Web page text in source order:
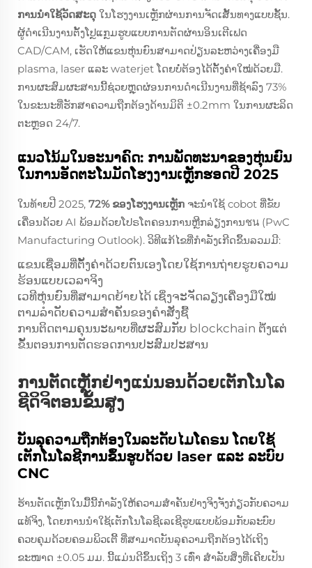
ການນຳໃຊ້ວັດສະດຸ ໃນໂຮງງານເຫຼັກຜ່ານການຈັດເສັ້ນທາງແບບຊັ້ນ.
ຜູ້ດຳເນີນງານຕັ້ງໂປຼແກຼມຮູບແບບການຕັດຜ່ານອິນເຕີເຟດ
CAD/CAM, ເຮັດໃຫ້ແຂນຫຸ່ນຍົນສາມາດປ່ຽນລະຫວ່າງເຄື່ອງມື
plasma, laser ແລະ waterjet ໂດຍບໍ່ຕ້ອງໄດ້ຕັ້ງຄ່າໃໝ່ດ້ວຍມື.
ການຜະສົມຜະສານນີ້ຊ່ວຍຫຼຸດຜ່ອນການດຳເນີນງານທີ່ຊ້າລົງ 73%
ໃນຂະນະທີ່ຮັກສາຄວາມຖືກຕ້ອງດ້ານມິຕິ ±0.2mm ໃນການຜະລິດ
ຕະຫຼອດ 24/7.
ແນວໂນ້ມໃນອະນາຄົດ: ການພັດທະນາຂອງຫຸ່ນຍົນ
ໃນການອັດຕະໂນມັດໂຮງງານເຫຼັກຮອດປີ 2025
ໃນທ້າຍປີ 2025, 72% ຂອງໂຮງງານເຫຼັກ ຈະນຳໃຊ້ cobot ທີ່ຂັບ
ເຄື່ອນດ້ວຍ AI ພ້ອມດ້ວຍໂປຣໂຕຄອນການຫຼີກລ່ຽງການชน (PwC
Manufacturing Outlook). ວິທີແກ້ໄຂທີ່ກຳລັງເກີດຂຶ້ນລວມມີ:
ແຂນເຊື່ອມທີ່ຕັ້ງຄ່າດ້ວຍຕົນເອງໂດຍໃຊ້ການຖ່າຍຮູບຄວາມ
ຮ້ອນແບບເວລາຈິງ
ເວທີຫຸ່ນຍົນທີ່ສາມາດຍ້າຍໄດ້ ເຊິ່ງຈະຈັດລຽງເຄື່ອງມືໃໝ່
ຕາມລຳດັບຄວາມສຳຄັນຂອງຄຳສັ່ງຊື້
ການຕິດຕາມຄຸນນະພາບທີ່ຜະສົມກັບ blockchain ຕั້ງແຕ່
ຂັ້ນຕອນການຕັດຮອດການປະສົມປະສານ
ການຕັດເຫຼັກຢ່າງແນ່ນອນດ້ວຍເຕັກໂນໂລ
ຊີດິຈິຕອນຂັ້ນສູງ
ບັນລຸຄວາມຖືກຕ້ອງໃນລະດັບໄມໂຄຣນ ໂດຍໃຊ້
ເຕັກໂນໂລຊີການຂຶ້ນຮູບດ້ວຍ laser ແລະ ລະບົບ
CNC
ຮ້ານຕັດເຫຼັກໃນມື້ນີ້ກໍາລັງໃຫ້ຄວາມສຳຄັນຢ່າງຈິງຈັງກ່ຽວກັບຄວາມ
ແທ້ຈິງ, ໂດຍການນຳໃຊ້ເຕັກໂນໂລຊີເລເຊີຮູບແບບພ້ອມກັບລະບົບ
ຄວບຄຸມດ້ວຍຄອມພິວເຕີ້ ທີ່ສາມາດບັນລຸຄວາມຖືກຕ້ອງໄດ້ເຖິງ
ຂະໜາດ ±0.05 ມມ. ນີ້ແມ່ນດີຂຶ້ນເຖິງ 3 ເທົ່າ ສຳລັບສິ່ງທີ່ເຄີຍເປັນ